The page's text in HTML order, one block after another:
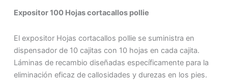
Expositor 100 Hojas cortacallos pollie
El expositor Hojas cortacallos pollie se suministra en
dispensador de 10 cajitas con 10 hojas en cada cajita.
Láminas de recambio diseñadas específicamente para la
eliminación eficaz de callosidades y durezas en los pies.